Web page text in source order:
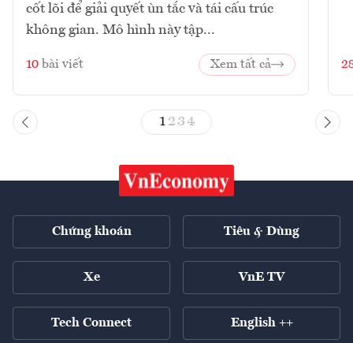
cốt lõi để giải quyết ùn tắc và tái cấu trúc
không gian. Mô hình này tập...
10 bài viết Xem tất cả
1 23 4
Chứng khoán Tiêu & Dùng
Xe VnE TV
Tech Connect English ++